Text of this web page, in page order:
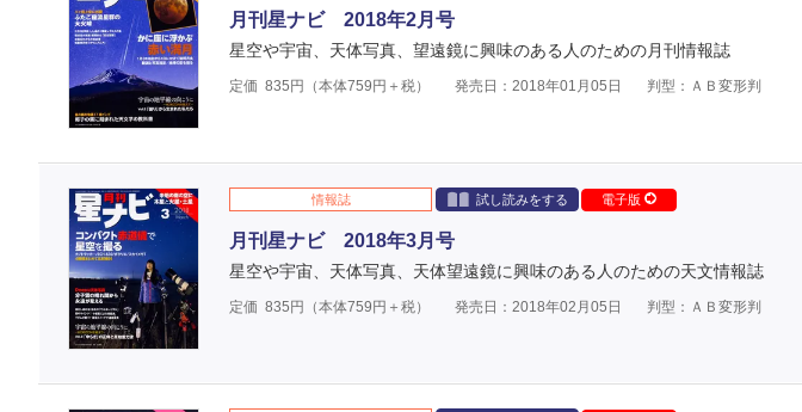
月刊星ナビ 2018年2月号
星空や宇宙、天体写真、望遠鏡に興味のある人のための月刊情報誌
定価 835 円（本体759 円＋税） 発売日：2018年01月05日 判型：ＡＢ変形判
情報誌 試し読みをする 電子版
月刊星ナビ 2018年3月号
星空や宇宙、天体写真、天体望遠鏡に興味のある人のための天文情報誌
定価 835 円（本体759 円＋税） 発売日：2018年02月05日 判型：ＡＢ変形判